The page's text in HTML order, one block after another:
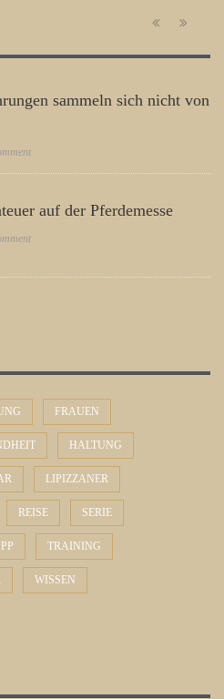
sammeln sich nicht von
auf der Pferdemesse
FRAUEN
HALTUNG
LIPIZZANER
REISE SERIE
TRAINING
WISSEN